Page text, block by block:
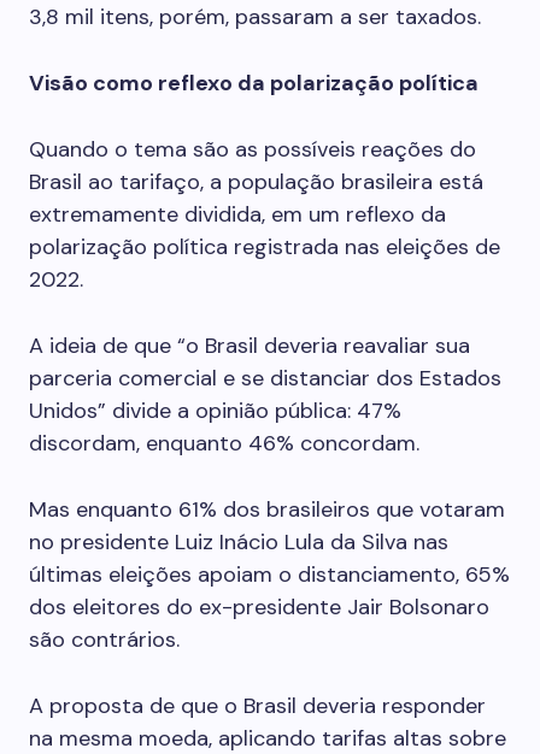
3,8 mil itens, porém, passaram a ser taxados.
Visão como reflexo da polarização política
Quando o tema são as possíveis reações do
Brasil ao tarifaço, a população brasileira está
extremamente dividida, em um reflexo da
polarização política registrada nas eleições de
2022.
A ideia de que “o Brasil deveria reavaliar sua
parceria comercial e se distanciar dos Estados
Unidos” divide a opinião pública: 47%
discordam, enquanto 46% concordam.
Mas enquanto 61% dos brasileiros que votaram
no presidente Luiz Inácio Lula da Silva nas
últimas eleições apoiam o distanciamento, 65%
dos eleitores do ex-presidente Jair Bolsonaro
são contrários.
A proposta de que o Brasil deveria responder
na mesma moeda, aplicando tarifas altas sobre